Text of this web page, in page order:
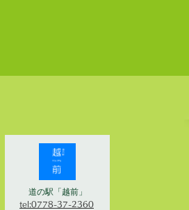
道の駅「越前」
tel:0778-37-2360